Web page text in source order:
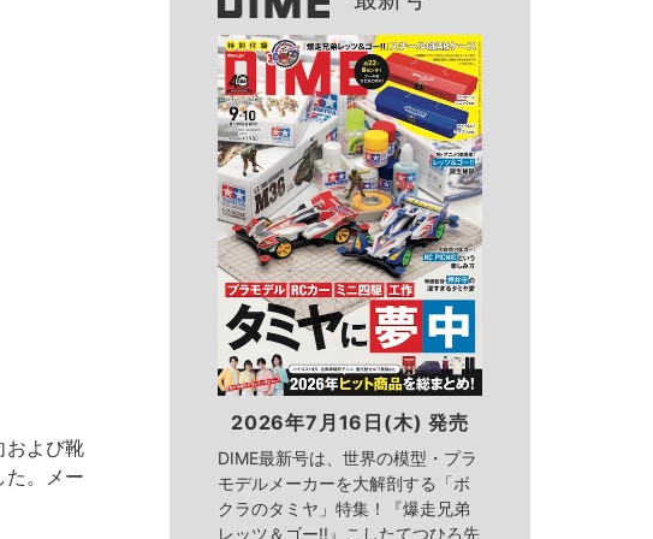
および靴
た。メー
2026年7月16日(木) 発売
DIME最新号は、世界の模型・プラ
モデルメーカーを大解剖する「ボ
クラのタミヤ」特集！『爆走兄弟
レッツ＆ゴー!!』こしたてつひろ先